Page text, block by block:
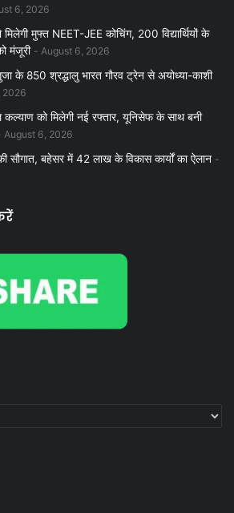
6, 2026
मिलेगी मुफ्त NEET-JEE कोचिंग, 200 विद्यार्थियों के
मंजूरी
August 6, 2026
के 850 श्रद्धालु भारत गौरव ट्रेन से अयोध्या-काशी
2026
कल्याण को मिलेगी नई रफ्तार, यूनिसेफ के साथ बनी
August 6, 2026
सौगात, बहेसर में 42 लाख के विकास कार्यों का ऐलान